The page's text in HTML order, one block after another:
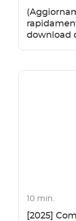
download
10 min.
[2025]